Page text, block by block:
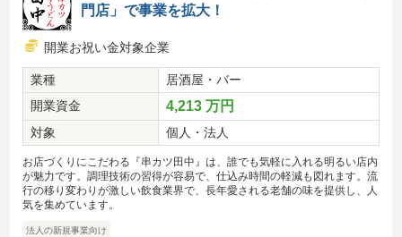
門店」で事業を拡大！
開業お祝い金対象企業
業種
居酒屋・バー
開業資金
4,213 万円
対象 個人・法人
お店づくりにこだわる『串カツ田中』は、誰でも気軽に入れる明るい店内
が魅力です。調理技術の習得が容易で、仕込み時間の軽減も図れます。流
行の移り変わりが激しい飲食業界で、長年愛される老舗の味を提供し、人
気を集めています。
法人の新規事業向け